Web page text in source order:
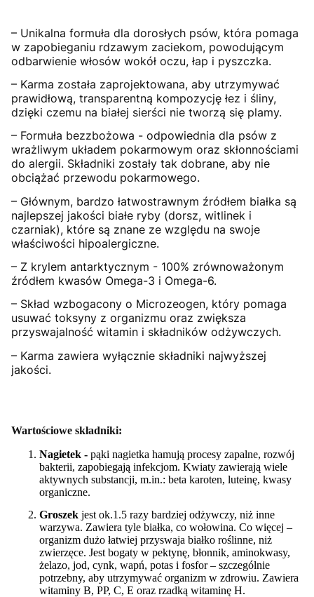
– Unikalna formuła dla dorosłych psów, która pomaga
w zapobieganiu rdzawym zaciekom, powodującym
odbarwienie włosów wokół oczu, łap i pyszczka.
– Karma została zaprojektowana, aby utrzymywać
prawidłową, transparentną kompozycję łez i śliny,
dzięki czemu na białej sierści nie tworzą się plamy.
– Formuła bezzbożowa - odpowiednia dla psów z
wrażliwym układem pokarmowym oraz skłonnościami
do alergii. Składniki zostały tak dobrane, aby nie
obciążać przewodu pokarmowego.
– Głównym, bardzo łatwostrawnym źródłem białka są
najlepszej jakości białe ryby (dorsz, witlinek i
czarniak), które są znane ze względu na swoje
właściwości hipoalergiczne.
– Z krylem antarktycznym - 100% zrównoważonym
źródłem kwasów Omega-3 i Omega-6.
– Skład wzbogacony o Microzeogen, który pomaga
usuwać toksyny z organizmu oraz zwiększa
przyswajalność witamin i składników odżywczych.
– Karma zawiera wyłącznie składniki najwyższej
jakości.
Wartościowe składniki:
Nagietek - pąki nagietka hamują procesy zapalne, rozwój
bakterii, zapobiegają infekcjom. Kwiaty zawierają wiele
aktywnych substancji, m.in.: beta karoten, luteinę, kwasy
organiczne.
Groszek jest ok.1.5 razy bardziej odżywczy, niż inne
warzywa. Zawiera tyle białka, co wołowina. Co więcej –
organizm dużo łatwiej przyswaja białko roślinne, niż
zwierzęce. Jest bogaty w pektynę, błonnik, aminokwasy,
żelazo, jod, cynk, wapń, potas i fosfor – szczególnie
potrzebny, aby utrzymywać organizm w zdrowiu. Zawiera
witaminy B, PP, C, E oraz rzadką witaminę H.